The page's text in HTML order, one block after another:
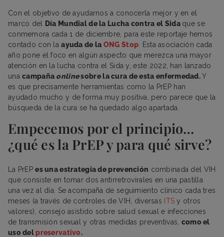
Con el objetivo de ayudarnos a conocerla mejor y en el
marco del
Día Mundial de la Lucha contra el Sida que se
conmemora cada 1 de diciembre, para este reportaje hemos
contado con laayuda de la ONG Stop . Esta asociación cada
año pone el foco en algún aspecto que merezca una mayor
atención en la lucha contra el Sida y, este 2022, han lanzado
unacampaña onlinesobre la cura de esta enfermedad.Y
es que precisamente herramientas como la PrEP han
ayudado mucho y de forma muy positiva, pero parece que la
búsqueda de la cura se ha quedado algo apartada.
Empecemos por el principio…
¿qué es la PrEP y para qué sirve?
La PrEPes una estrategia de prevención combinada del VIH
que consiste en tomar dos antirretrovirales en una pastilla
una vez al día. Se acompaña de seguimiento clínico cada tres
meses (a través de controles de VIH, diversas ITS y otros
valores), consejo asistido sobre salud sexual e infecciones
de transmisión sexual y otras medidas preventivas, como el
uso del preservativo.